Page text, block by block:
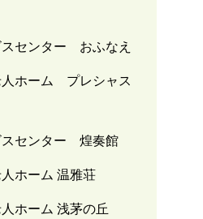
スセンター おふなえ
人ホーム プレシャス
スセンター 煌奏館
ホーム 温雅荘
ホーム 浅茅の丘